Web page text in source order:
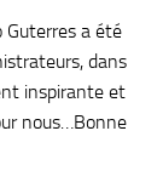
Guterres a été
dans
inspirante et
nous…Bonne